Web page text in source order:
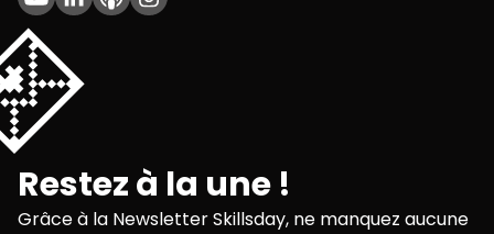
Restez à la une !
Grâce à la Newsletter Skillsday, ne manquez aucune